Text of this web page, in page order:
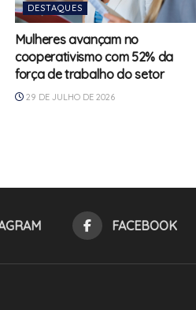
DESTAQUES
Mulheres avançam no
cooperativismo com 52% da
força de trabalho do setor
29 DE JULHO DE 2026
FACEBOOK